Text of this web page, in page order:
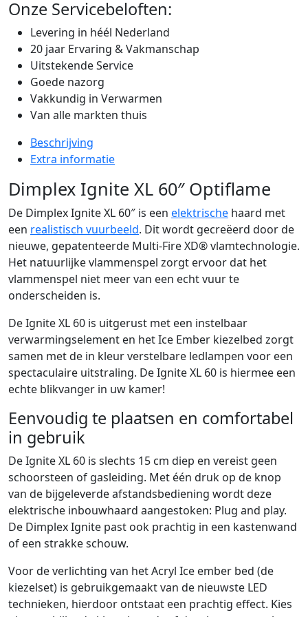
Onze Servicebeloften:
Levering in héél Nederland
20 jaar Ervaring & Vakmanschap
Uitstekende Service
Goede nazorg
Vakkundig in Verwarmen
Van alle markten thuis
Beschrijving
Extra informatie
Dimplex Ignite XL 60″ Optiflame
De Dimplex Ignite XL 60″ is een elektrische haard met
een realistisch vuurbeeld. Dit wordt gecreëerd door de
nieuwe, gepatenteerde Multi-Fire XD® vlamtechnologie.
Het natuurlijke vlammenspel zorgt ervoor dat het
vlammenspel niet meer van een echt vuur te
onderscheiden is.
De Ignite XL 60 is uitgerust met een instelbaar
verwarmingselement en het Ice Ember kiezelbed zorgt
samen met de in kleur verstelbare ledlampen voor een
spectaculaire uitstraling. De Ignite XL 60 is hiermee een
echte blikvanger in uw kamer!
Eenvoudig te plaatsen en comfortabel
in gebruik
De Ignite XL 60 is slechts 15 cm diep en vereist geen
schoorsteen of gasleiding. Met één druk op de knop
van de bijgeleverde afstandsbediening wordt deze
elektrische inbouwhaard aangestoken: Plug and play.
De Dimplex Ignite past ook prachtig in een kastenwand
of een strakke schouw.
Voor de verlichting van het Acryl Ice ember bed (de
kiezelset) is gebruikgemaakt van de nieuwste LED
technieken, hierdoor ontstaat een prachtig effect. Kies